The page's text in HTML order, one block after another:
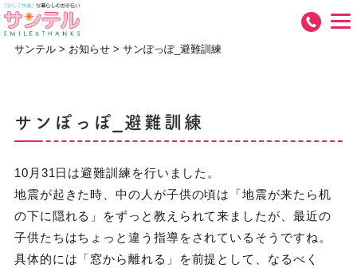
サンテル> お知らせ> サンぽっぽ_避難訓練
サンぽっぽ_避難訓練
10月31日は避難訓練を行いました。
地震が起きた時、中の人が子供の頃は「地震が来たら机
の下に隠れる」をずっと教えられて来ましたが、最近の
子供たちはちょっと違う指導をされているそうですね。
具体的には「窓から離れる」を前提として、なるべく